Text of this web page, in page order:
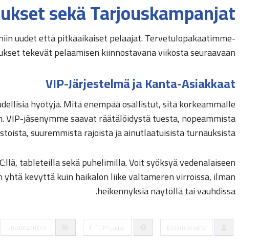
sekä Tarjouskampanjat
uudet että pitkäaikaiset pelaajat. Tervetulopakaatimme
tekevät pelaamisen kiinnostavana viikosta seuraavaan.
VIP-Järjestelmä ja Kanta-Asiakkaat
hyötyjä. Mitä enempää osallistut, sitä korkeammalle
jäsenymme saavat räätälöidystä tuesta, nopeammista
suuremmista rajoista ja ainutlaatuisista turnauksista.
tableteilla sekä puhelimilla. Voit syöksyä vedenalaiseen
kevyttä kuin haikalon liike valtameren virroissa, ilman
heikennyksiä näytöllä tai vauhdissa.
Essamdougha مارس ٣١, ٢٠٢٦ uncategorized